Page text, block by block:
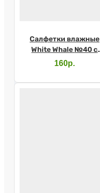
Салфетки влажные
White Whale №40 с
каланхоэ д/леж
160р.